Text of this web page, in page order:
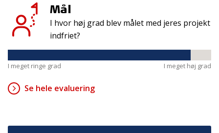
Mål
I hvor høj grad blev målet med jeres projekt
indfriet?
I meget ringe grad I meget høj grad
Se hele evaluering
45 26 08 00
info@trygfonden.dk
info@tryghedsgruppen.dk
Vis vej hertil